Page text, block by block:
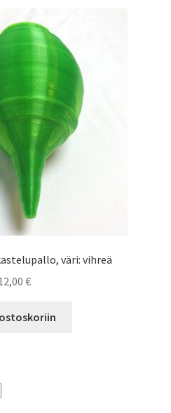
väri: vihreä
€